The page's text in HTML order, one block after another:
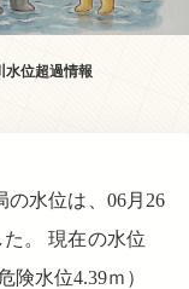
水位超過情報
の水位は、06月26
た。 現在の水位
険水位4.39ｍ）